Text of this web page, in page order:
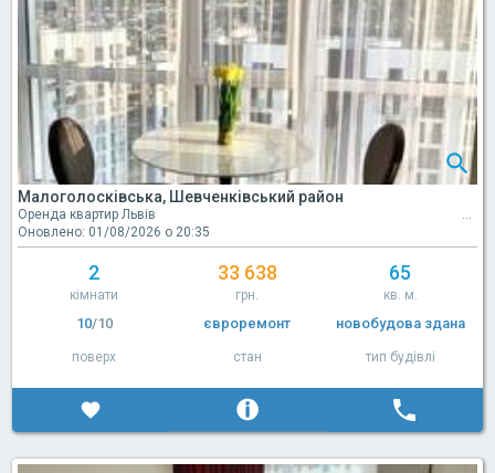
Малоголосківська, Шевченківський район
Оренда квартир Львів
Оновлено: 01/08/2026 о 20:35
2
кімнати
33 638
грн.
65
кв. м.
10/10
поверх
євроремонт
стан
новобудова здана
тип будівлі